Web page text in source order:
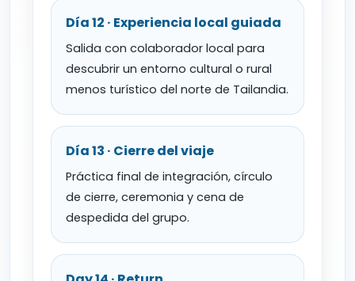
Día 12 · Experiencia local guiada
Salida con colaborador local para
descubrir un entorno cultural o rural
menos turístico del norte de Tailandia.
Día 13 · Cierre del viaje
Práctica final de integración, círculo
de cierre, ceremonia y cena de
despedida del grupo.